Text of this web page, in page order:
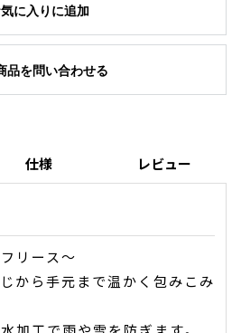
に入りに追加
品を問い合わせる
仕様 レビュー
リース〜
から手元まで温かく包みこみ